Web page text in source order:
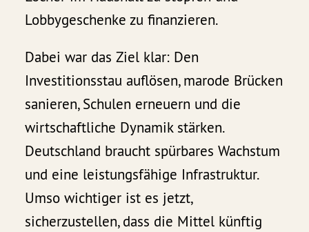
Lobbygeschenke zu finanzieren.
Dabei war das Ziel klar: Den
Investitionsstau auflösen, marode Brücken
sanieren, Schulen erneuern und die
wirtschaftliche Dynamik stärken.
Deutschland braucht spürbares Wachstum
und eine leistungsfähige Infrastruktur.
Umso wichtiger ist es jetzt,
sicherzustellen, dass die Mittel künftig